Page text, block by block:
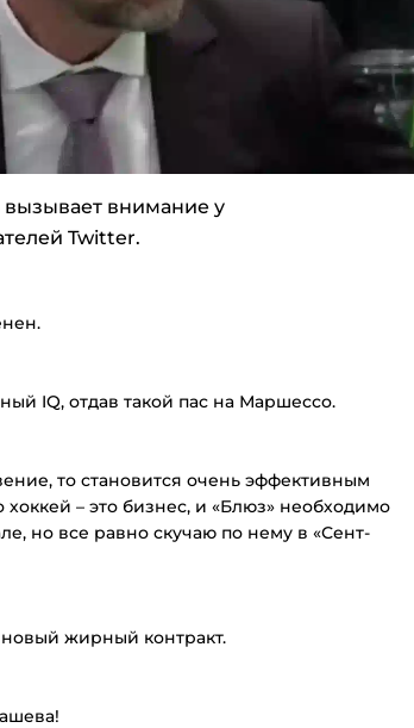
вызывает внимание у
Twitter.
IQ, отдав такой пас на Маршессо.
то становится очень эффективным
– это бизнес, и «Блюз» необходимо
но все равно скучаю по нему в «Сент-
жирный контракт.